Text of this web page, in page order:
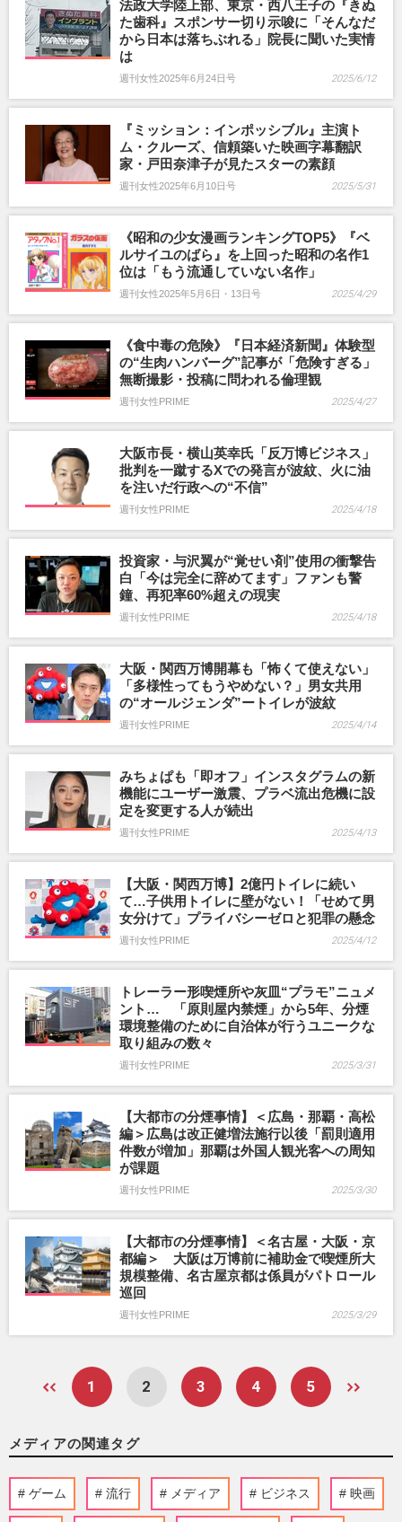
法政大学陸上部、東京・西八王子の『きぬ
た歯科』スポンサー切り示唆に「そんなだ
から日本は落ちぶれる」院長に聞いた実情
は
週刊女性2025年6月24日号 2025/6/12
『ミッション：インポッシブル』主演ト
ム・クルーズ、信頼築いた映画字幕翻訳
家・戸田奈津子が見たスターの素顔
週刊女性2025年6月10日号 2025/5/31
《昭和の少女漫画ランキングTOP5》『ベ
ルサイユのばら』を上回った昭和の名作1
位は「もう流通していない名作」
週刊女性2025年5月6日・13日号 2025/4/29
《食中毒の危険》『日本経済新聞』体験型
の“生肉ハンバーグ”記事が「危険すぎる」
無断撮影・投稿に問われる倫理観
週刊女性PRIME 2025/4/27
大阪市長・横山英幸氏「反万博ビジネス」
批判を一蹴するXでの発言が波紋、火に油
を注いだ行政への“不信”
週刊女性PRIME 2025/4/18
投資家・与沢翼が“覚せい剤”使用の衝撃告
白「今は完全に辞めてます」ファンも警
鐘、再犯率60%超えの現実
週刊女性PRIME 2025/4/18
大阪・関西万博開幕も「怖くて使えない」
「多様性ってもうやめない？」男女共用
の“オールジェンダ”ートイレが波紋
週刊女性PRIME 2025/4/14
みちょぱも「即オフ」インスタグラムの新
機能にユーザー激震、プラベ流出危機に設
定を変更する人が続出
週刊女性PRIME 2025/4/13
【大阪・関西万博】2億円トイレに続い
て…子供用トイレに壁がない！「せめて男
女分けて」プライバシーゼロと犯罪の懸念
週刊女性PRIME 2025/4/12
トレーラー形喫煙所や灰皿“プラモ”ニュメ
ント… 「原則屋内禁煙」から5年、分煙
環境整備のために自治体が行うユニークな
取り組みの数々
週刊女性PRIME 2025/3/31
【大都市の分煙事情】＜広島・那覇・高松
編＞広島は改正健増法施行以後「罰則適用
件数が増加」那覇は外国人観光客への周知
が課題
週刊女性PRIME 2025/3/30
【大都市の分煙事情】＜名古屋・大阪・京
都編＞ 大阪は万博前に補助金で喫煙所大
規模整備、名古屋京都は係員がパトロール
巡回
週刊女性PRIME 2025/3/29
1 2 3 4 5
メディアの関連タグ
ゲーム 流行 メディア ビジネス 映画